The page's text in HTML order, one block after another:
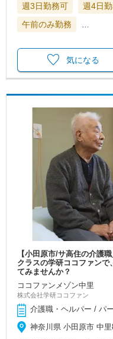
週3日勤務可
週4日
午前のみ勤務
気になる
【小田原市/サ高住の介護
クラスの学研ココファン
てみませんか？
ココファンメゾン中里
株式会社学研ココファン
介護職・ヘルパー / パ
神奈川県 小田原市 中里